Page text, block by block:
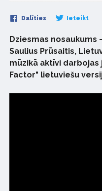
Dalīties Ieteikt
Dziesmas
Saulius Prūsaitis,
mūzikā aktīvi darbojas
Factor" lietuviešu